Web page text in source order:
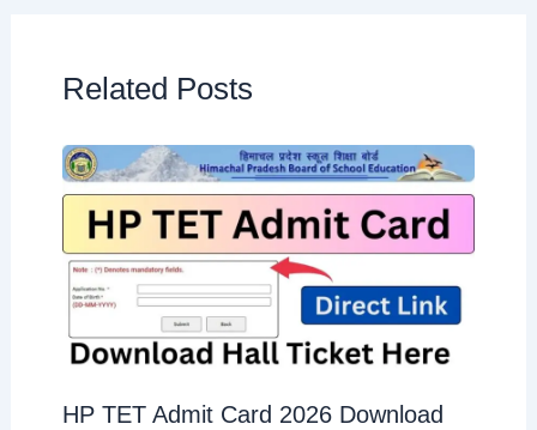
Related Posts
HP TET Admit Card 2026 Download